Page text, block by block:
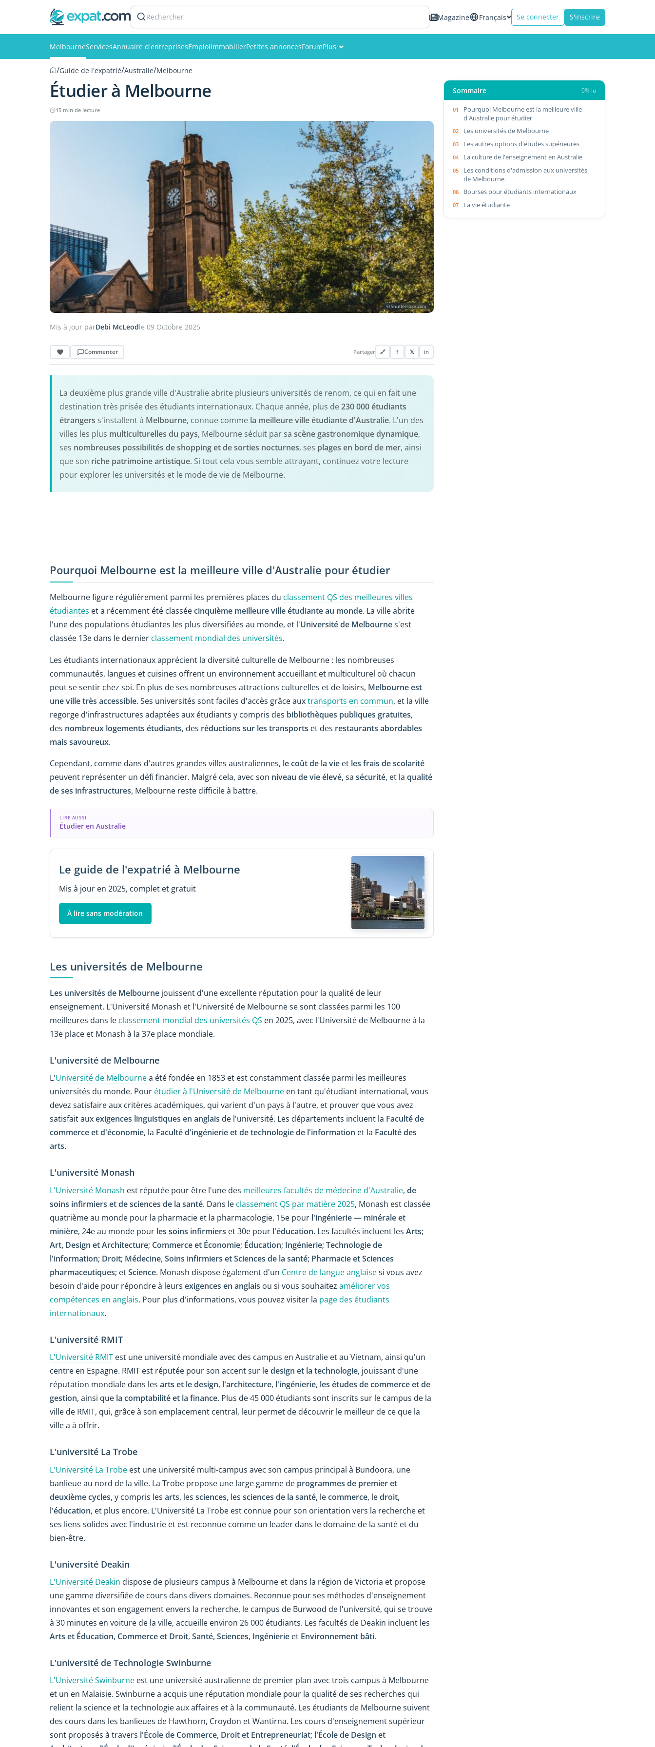
Rechercher Magazine Français Se connecter S'inscrire
MelbourneServicesAnnuaire d'entreprisesEmploiImmobilierPetites annoncesForumPlus
/Guide de l'expatrié/Australie/Melbourne
Étudier à Melbourne
15 min de lecture
© Shutterstock.com
Mis à jour parDebi McLeodle 09 Octobre 2025
Commenter Partager 🔗 f 𝕏 in
La deuxième plus grande ville d'Australie abrite plusieurs universités de renom, ce qui en fait une
destination très prisée des étudiants internationaux. Chaque année, plus de 230 000 étudiants
étrangers s'installent à Melbourne, connue comme la meilleure ville étudiante d'Australie. L'un des
villes les plus multiculturelles du pays, Melbourne séduit par sa scène gastronomique dynamique,
ses nombreuses possibilités de shopping et de sorties nocturnes, ses plages en bord de mer, ainsi
que son riche patrimoine artistique. Si tout cela vous semble attrayant, continuez votre lecture
pour explorer les universités et le mode de vie de Melbourne.
Pourquoi Melbourne est la meilleure ville d'Australie pour étudier
Melbourne figure régulièrement parmi les premières places du classement QS des meilleures villes
étudiantes et a récemment été classéecinquième meilleure ville étudiante au monde. La ville abrite
l'une des populations étudiantes les plus diversifiées au monde, et l'Université de Melbournes'est
classée 13e dans le dernier classement mondial des universités.
Les étudiants internationaux apprécient la diversité culturelle de Melbourne : les nombreuses
communautés, langues et cuisines offrent un environnement accueillant et multiculturel où chacun
peut se sentir chez soi. En plus de ses nombreuses attractions culturelles et de loisirs, Melbourne est
uneville très accessible. Ses universités sont faciles d'accès grâce auxtransports en commun, et la ville
regorge d'infrastructures adaptées aux étudiants y compris des bibliothèques publiques gratuites,
des nombreux logements étudiants, des réductions sur les transports et des restaurants abordables
mais savoureux.
Cependant, comme dans d'autres grandes villes australiennes, le coût de la vie et les frais de scolarité
peuvent représenter un défi financier. Malgré cela, avec son niveau de vie élevé, sa sécurité, et la qualité
de ses infrastructures, Melbourne reste difficile à battre.
LIRE AUSSI
Étudier en Australie
Le guide de l'expatrié à Melbourne
Mis à jour en 2025, complet et gratuit
À lire sans modération
Les universités de Melbourne
Les universités de Melbourne jouissent d'une excellente réputation pour la qualité de leur
enseignement. L'Université Monash et l'Université de Melbourne se sont classées parmi les 100
meilleures dans le classement mondial des universités QS en 2025, avec l'Université de Melbourne à la
13e place et Monash à la 37e place mondiale.
L'université de Melbourne
L'Université de Melbournea été fondée en 1853 et est constamment classée parmi les meilleures
universités du monde. Pour étudier à l'Université de Melbourne en tant qu'étudiant international, vous
devez satisfaire aux critères académiques, qui varient d'un pays à l'autre, et prouver que vous avez
satisfait auxexigences linguistiques en anglais de l'université. Les départements incluent la Faculté de
commerce et d'économie, la Faculté d'ingénierie et de technologie de l'information et la Faculté des
arts.
L'université Monash
L'Université Monash est réputée pour être l'une des meilleures facultés de médecine d'Australie, de
soins infirmiers et de sciences de la santé. Dans le classement QS par matière 2025, Monash est classée
quatrième au monde pour la pharmacie et la pharmacologie, 15e pour l'ingénierie — minérale et
minière, 24e au monde pour les soins infirmiers et 30e pour l'éducation. Les facultés incluent les Arts;
Art, Design et Architecture; Commerce et Économie; Éducation; Ingénierie; Technologie de
l'information; Droit; Médecine, Soins infirmiers et Sciences de la santé; Pharmacie et Sciences
pharmaceutiques; etScience. Monash dispose également d'un Centre de langue anglaisesi vous avez
besoin d'aide pour répondre à leurs exigences en anglais ou si vous souhaitez améliorer vos
compétences en anglais. Pour plus d'informations, vous pouvez visiter la page des étudiants
internationaux.
L'université RMIT
L'Université RMIT est une université mondiale avec des campus en Australie et au Vietnam, ainsi qu'un
centre en Espagne. RMIT est réputée pour son accent sur ledesign et la technologie, jouissant d'une
réputation mondiale dans les arts et le design, l'architecture, l'ingénierie, les études de commerce et de
gestion, ainsi que la comptabilité et la finance. Plus de 45 000 étudiants sont inscrits sur le campus de la
ville de RMIT, qui, grâce à son emplacement central, leur permet de découvrir le meilleur de ce que la
ville a à offrir.
L'université La Trobe
L'Université La Trobe est une université multi-campus avec son campus principal à Bundoora, une
banlieue au nord de la ville. La Trobe propose une large gamme de programmes de premier et
deuxième cycles, y compris les arts, les sciences, les sciences de la santé, lecommerce, ledroit,
l'éducation, et plus encore. L'Université La Trobe est connue pour son orientation vers la recherche et
ses liens solides avec l'industrie et est reconnue comme un leader dans le domaine de la santé et du
bien-être.
L'université Deakin
L'Université Deakin dispose de plusieurs campus à Melbourne et dans la région de Victoria et propose
une gamme diversifiée de cours dans divers domaines. Reconnue pour ses méthodes d'enseignement
innovantes et son engagement envers la recherche, le campus de Burwood de l'université, qui se trouve
à 30 minutes en voiture de la ville, accueille environ 26 000 étudiants. Les facultés de Deakin incluent les
Arts et Éducation, Commerce et Droit, Santé, Sciences, Ingénierie et Environnement bâti.
L'université de Technologie Swinburne
L'Université Swinburne est une université australienne de premier plan avec trois campus à Melbourne
et un en Malaisie. Swinburne a acquis une réputation mondiale pour la qualité de ses recherches qui
relient la science et la technologie aux affaires et à la communauté. Les étudiants de Melbourne suivent
des cours dans les banlieues de Hawthorn, Croydon et Wantirna. Les cours d'enseignement supérieur
sont proposés à travers l'École de Commerce, Droit et Entrepreneuriat; l'École de Design et
Sommaire 0% lu
Pourquoi Melbourne est la meilleure ville
d'Australie pour étudier
Les universités de Melbourne
Les autres options d'études supérieures
La culture de l'enseignement en Australie
Les conditions d'admission aux universités
de Melbourne
Bourses pour étudiants internationaux
La vie étudiante